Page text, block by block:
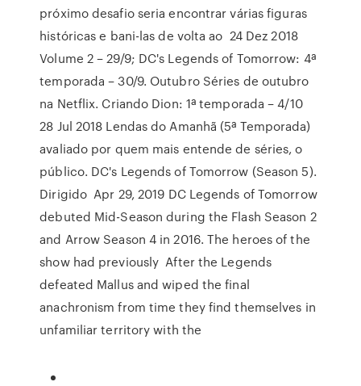
próximo desafio seria encontrar várias figuras
históricas e bani-las de volta ao 24 Dez 2018
Volume 2 – 29/9; DC's Legends of Tomorrow: 4ª
temporada – 30/9. Outubro Séries de outubro
na Netflix. Criando Dion: 1ª temporada – 4/10
28 Jul 2018 Lendas do Amanhã (5ª Temporada)
avaliado por quem mais entende de séries, o
público. DC's Legends of Tomorrow (Season 5).
Dirigido Apr 29, 2019 DC Legends of Tomorrow
debuted Mid-Season during the Flash Season 2
and Arrow Season 4 in 2016. The heroes of the
show had previously After the Legends
defeated Mallus and wiped the final
anachronism from time they find themselves in
unfamiliar territory with the